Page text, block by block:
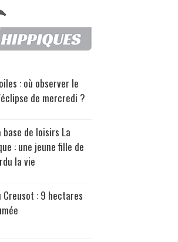
: où observer le
de mercredi ?
base de loisirs La
: une jeune fille de
la vie
Creusot : 9 hectares